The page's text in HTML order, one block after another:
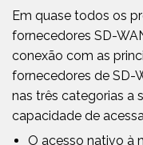
Em quase todos os
fornecedores SD-
conexão com as
fornecedores de SD-
nas três categorias a
capacidade de
O acesso nativo à